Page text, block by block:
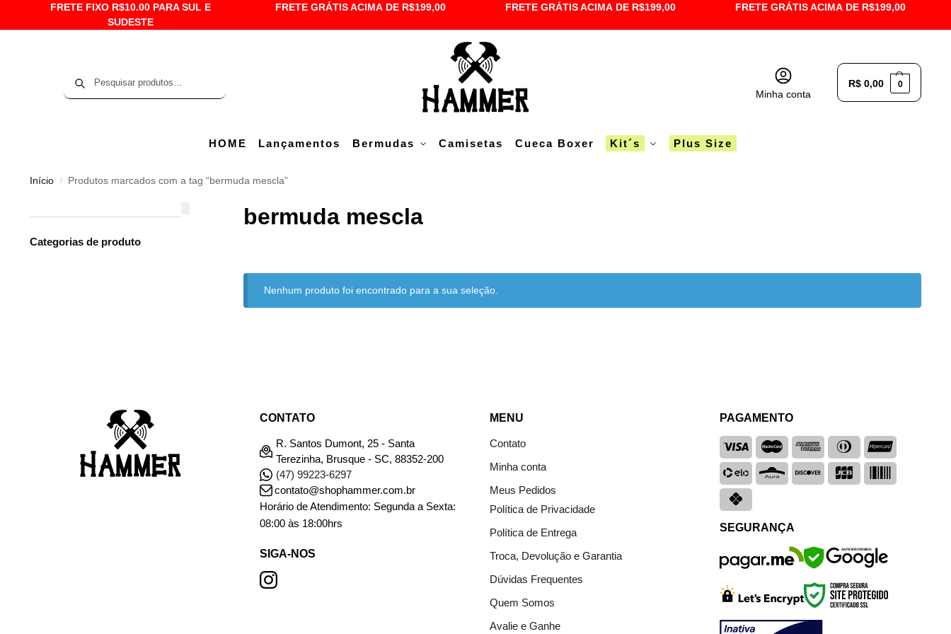
FRETE FIXO R$10.00 PARA SUL E
SUDESTE
FRETE GRÁTIS ACIMA DE R$199,00 FRETE GRÁTIS ACIMA DE R$199,00 FRETE GRÁTIS ACIMA DE R$199,00
Minha conta
R$ 0,00 0
HOME Lançamentos Bermudas Camisetas Cueca Boxer Kit´s Plus Size
Início / Produtos marcados com a tag “bermuda mescla”
bermuda mescla
Nenhum produto foi encontrado para a sua seleção.
Categorias de produto
CONTATO
R. Santos Dumont, 25 - Santa
Terezinha, Brusque - SC, 88352-200
(47) 99223-6297
contato@shophammer.com.br
Horário de Atendimento: Segunda a Sexta:
08:00 às 18:00hrs
SIGA-NOS
MENU
Contato
Minha conta
Meus Pedidos
Política de Privacidade
Política de Entrega
Troca, Devolução e Garantia
Dúvidas Frequentes
Quem Somos
Avalie e Ganhe
PAGAMENTO
SEGURANÇA
SAFE BROWSING